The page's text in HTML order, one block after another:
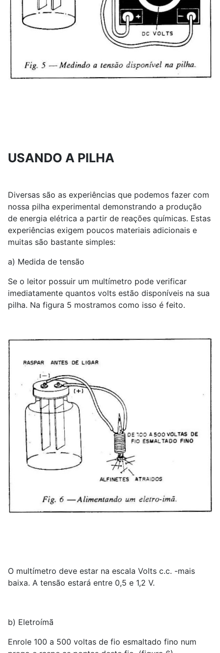
USANDO A PILHA
Diversas são as experiências que podemos fazer com
nossa pilha experimental demonstrando a produção
de energia elétrica a partir de reações químicas. Estas
experiências exigem poucos materiais adicionais e
muitas são bastante simples:
a) Medida de tensão
Se o leitor possuir um multímetro pode verificar
imediatamente quantos volts estão disponíveis na sua
pilha. Na figura 5 mostramos como isso é feito.
O multímetro deve estar na escala Volts c.c. -mais
baixa. A tensão estará entre 0,5 e 1,2 V.
b) Eletroímã
Enrole 100 a 500 voltas de fio esmaltado fino num